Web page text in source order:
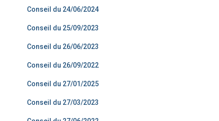
Conseil du 24/06/2024
Conseil du 25/09/2023
Conseil du 26/06/2023
Conseil du 26/09/2022
Conseil du 27/01/2025
Conseil du 27/03/2023